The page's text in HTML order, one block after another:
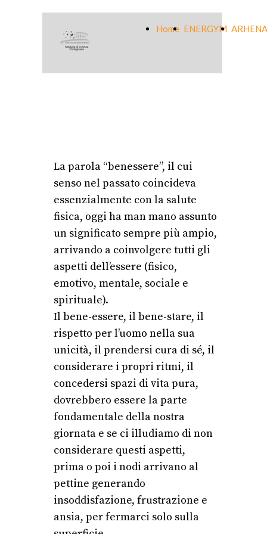
Home ENERGYM
La parola “benessere”, il cui
senso nel passato coincideva
essenzialmente con la salute
fisica, oggi ha man mano assunto
un significato sempre più ampio,
arrivando a coinvolgere tutti gli
aspetti dell’essere (fisico,
emotivo, mentale, sociale e
spirituale).
Il bene-essere, il bene-stare, il
rispetto per l’uomo nella sua
unicità, il prendersi cura di sé, il
considerare i propri ritmi, il
concedersi spazi di vita pura,
dovrebbero essere la parte
fondamentale della nostra
giornata e se ci illudiamo di non
considerare questi aspetti,
prima o poi i nodi arrivano al
pettine generando
insoddisfazione, frustrazione e
ansia, per fermarci solo sulla